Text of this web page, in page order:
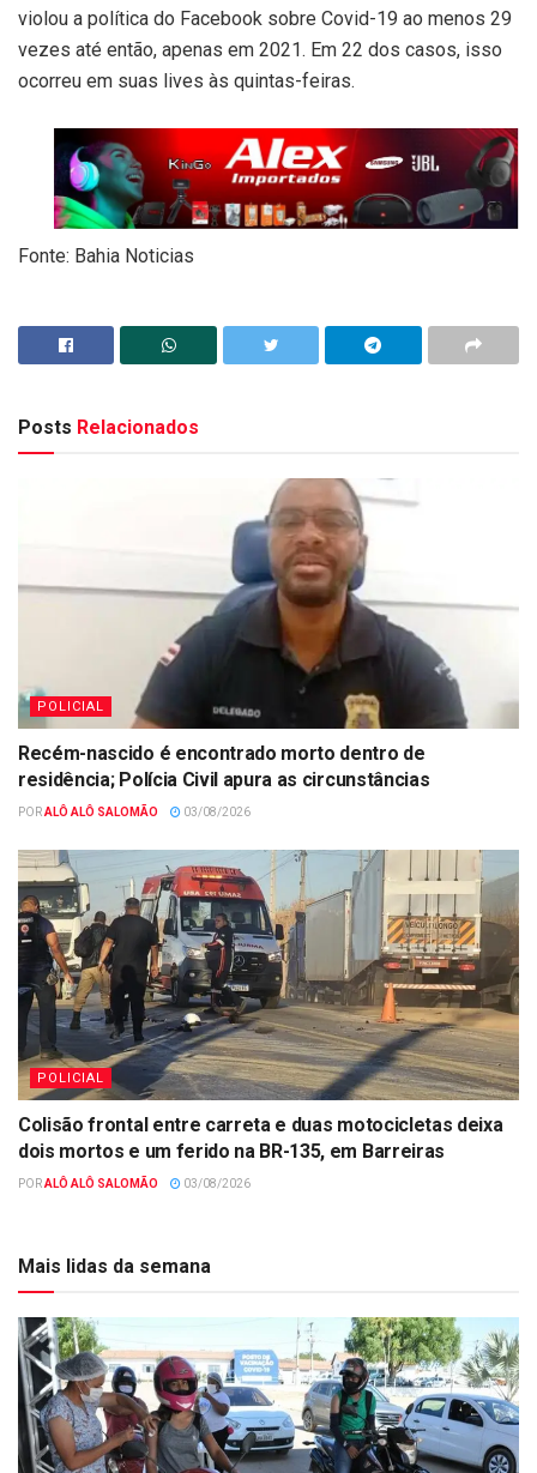
violou a política do Facebook sobre Covid-19 ao menos 29
vezes até então, apenas em 2021. Em 22 dos casos, isso
ocorreu em suas lives às quintas-feiras.
Fonte: Bahia Noticias
Posts Relacionados
POLICIAL
Recém-nascido é encontrado morto dentro de
residência; Polícia Civil apura as circunstâncias
PORALÔ ALÔ SALOMÃO 03/08/2026
POLICIAL
Colisão frontal entre carreta e duas motocicletas deixa
dois mortos e um ferido na BR-135, em Barreiras
PORALÔ ALÔ SALOMÃO 03/08/2026
Mais lidas da semana